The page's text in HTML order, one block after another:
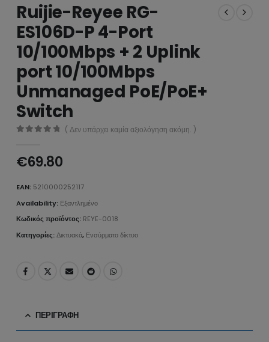
Ruijie-Reyee RG-
ES106D-P 4-Port
10/100Mbps + 2 Uplink
port 10/100Mbps
Unmanaged PoE/PoE+
Switch
( Δεν υπάρχει καμία αξιολόγηση ακόμη. )
€69.80
EAN: 5210000252117
Availability: Εξαντλημένο
Κωδικός προϊόντος: REYE-0018
Κατηγορίες:Δικτυακά, Ενσύρματο δίκτυο
ΠΕΡΙΓΡΑΦΉ